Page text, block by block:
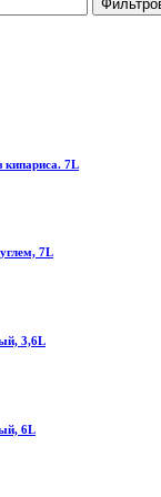
кипариса. 7L
7L
3,6L
6L